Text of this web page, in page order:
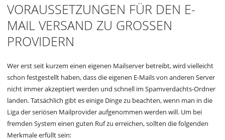
VORAUSSETZUNGEN FÜR DEN E-
MAIL VERSAND ZU GROSSEN P
ROVIDERN
Wer erst seit kurzem einen eigenen Mailserver betreibt, wird vielleicht
schon festgestellt haben, dass die eigenen E-Mails von anderen Server
nicht immer akzeptiert werden und schnell im Spamverdachts-Ordner
landen. Tatsächlich gibt es einige Dinge zu beachten, wenn man in die
Liga der seriösen Mailprovider aufgenommen werden will. Um bei
fremden System einen guten Ruf zu erreichen, sollten die folgenden
Merkmale erfüllt sein: